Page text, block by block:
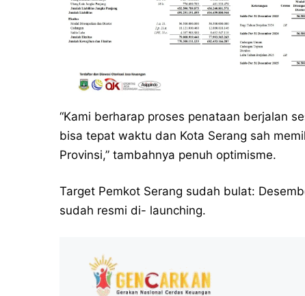
“Kami berharap proses penataan berjalan
bisa tepat waktu dan Kota Serang sah
Provinsi,” tambahnya penuh optimisme.
Target Pemkot Serang sudah bulat:
sudah resmi di- launching.